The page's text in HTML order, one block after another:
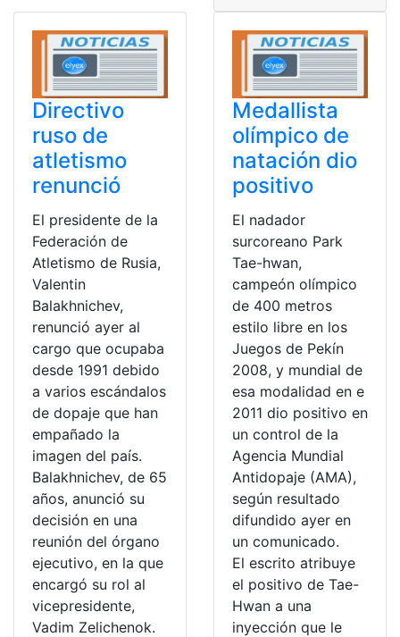
Directivo
ruso de
atletismo
renunció
El presidente de la
Federación de
Atletismo de Rusia,
Valentin
Balakhnichev,
renunció ayer al
cargo que ocupaba
desde 1991 debido
a varios escándalos
de dopaje que han
empañado la
imagen del país.
Balakhnichev, de 65
años, anunció su
decisión en una
reunión del órgano
ejecutivo, en la que
encargó su rol al
vicepresidente,
Vadim Zelichenok.
Medallista
olímpico de
natación dio
positivo
El nadador
surcoreano Park
Tae-hwan,
campeón olímpico
de 400 metros
estilo libre en los
Juegos de Pekín
2008, y mundial de
esa modalidad en e
2011 dio positivo en
un control de la
Agencia Mundial
Antidopaje (AMA),
según resultado
difundido ayer en
un comunicado.
El escrito atribuye
el positivo de Tae-
Hwan a una
inyección que le